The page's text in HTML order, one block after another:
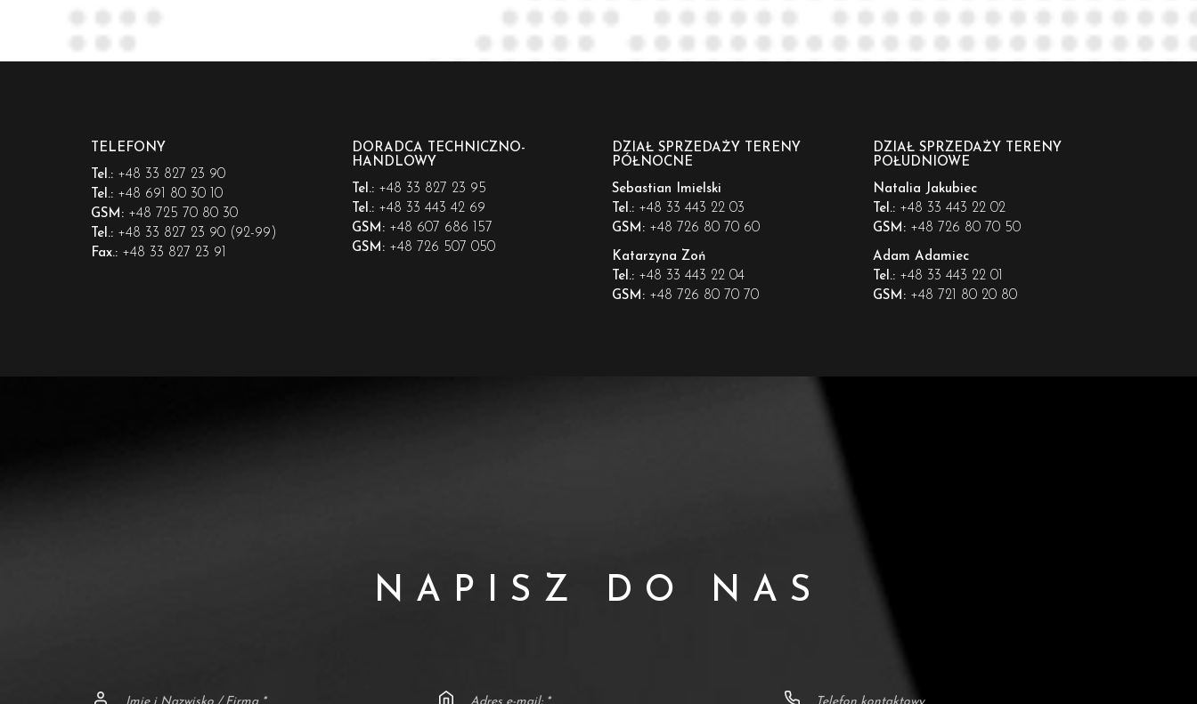
TELEFONY
Tel.: +48 33 827 23 90
Tel.: +48 691 80 30 10
GSM: +48 725 70 80 30
Tel.: +48 33 827 23 90 (92-99)
Fax.: +48 33 827 23 91
DORADCA TECHNICZNO-
HANDLOWY
Tel.: +48 33 827 23 95
Tel.:+48 33 443 42 69
GSM: +48 607 686 157
GSM:+48 726 507 050
DZIAŁ SPRZEDAŻY TERENY
PÓŁNOCNE
Sebastian Imielski
Tel.: +48 33 443 22 03
GSM: +48 726 80 70 60
Katarzyna Zoń
Tel.: +48 33 443 22 04
GSM: +48 726 80 70 70
DZIAŁ SPRZEDAŻY TERENY
POŁUDNIOWE
Natalia Jakubiec
Tel.:+48 33 443 22 02
GSM:+48 726 80 70 50
Adam Adamiec
Tel.:+48 33 443 22 01
GSM:+48 721 80 20 80
NAPISZ DO NAS